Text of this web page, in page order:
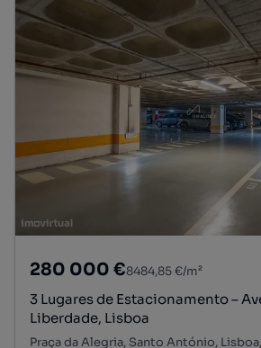
280 000 €8484,85 €/m²
3 Lugares de Estacionamento –
Liberdade, Lisboa
Praça da Alegria, Santo António,